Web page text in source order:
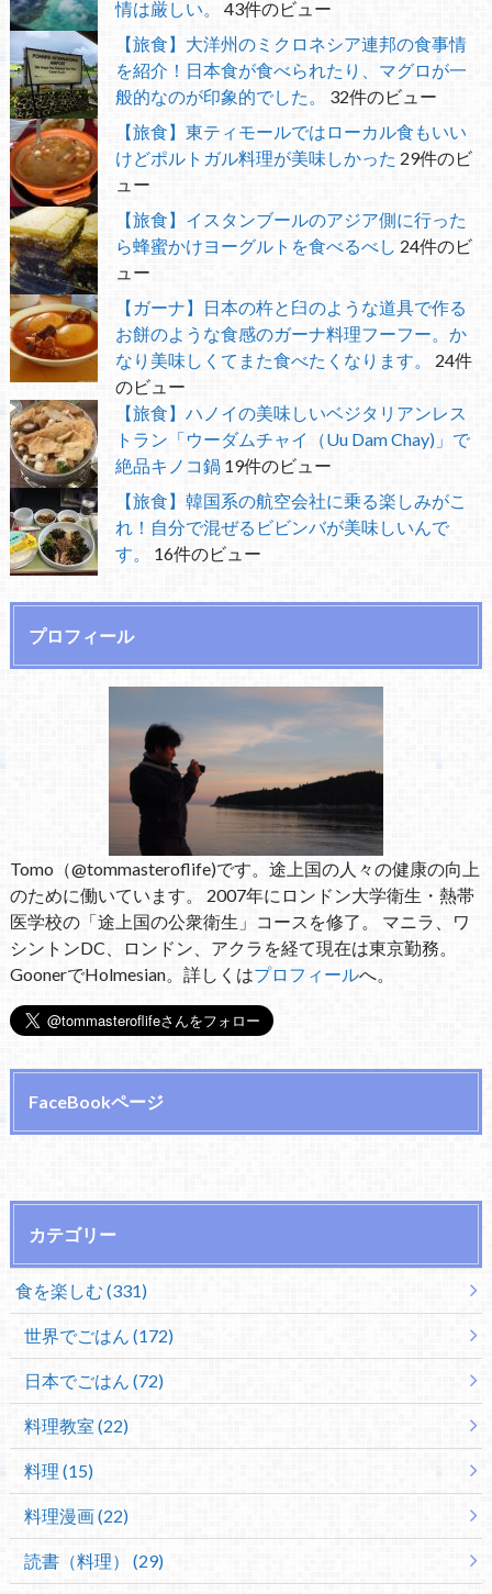
情は厳しい。
43件のビュー
【旅食】大洋州のミクロネシア連邦の食事情
を紹介！日本食が食べられたり、マグロが一
般的なのが印象的でした。
32件のビュー
【旅食】東ティモールではローカル食もいい
けどポルトガル料理が美味しかった 29件のビ
ュー
【旅食】イスタンブールのアジア側に行った
ら蜂蜜かけヨーグルトを食べるべし 24件のビ
ュー
【ガーナ】日本の杵と臼のような道具で作る
お餅のような食感のガーナ料理フーフー。か
なり美味しくてまた食べたくなります。
24件
のビュー
【旅食】ハノイの美味しいベジタリアンレス
トラン「ウーダムチャイ（Uu Dam Chay)」で
絶品キノコ鍋 19件のビュー
【旅食】韓国系の航空会社に乗る楽しみがこ
れ！自分で混ぜるビビンバが美味しいんで
す。
16件のビュー
プロフィール
Tomo（@tommasteroflife)です。途上国の人々の健康の向上
のために働いています。 2007年にロンドン大学衛生・熱帯
医学校の「途上国の公衆衛生」コースを修了。 マニラ、ワ
シントンDC、ロンドン、アクラを経て現在は東京勤務。
GoonerでHolmesian。詳しくはプロフィールへ。
FaceBookページ
カテゴリー
食を楽しむ (331)
世界でごはん (172)
日本でごはん (72)
料理教室 (22)
料理 (15)
料理漫画 (22)
読書（料理） (29)